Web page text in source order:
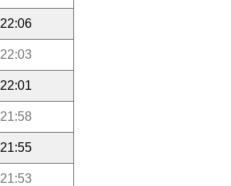
22:06
22:03
22:01
21:58
21:55
21:53